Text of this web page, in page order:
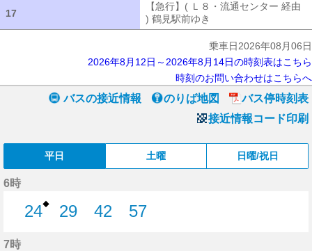
17
【急行】( Ｌ８・流通センター 経由
) 鶴見駅前ゆき
乗車日2026年08月06日
2026年8月12日～2026年8月14日の時刻表はこちら
時刻のお問い合わせはこちらへ
バスの接近情報 のりば地図
バス停時刻表
接近情報コード印刷
平日 土曜 日曜/祝日
6時
24◆
29
42
57
7時